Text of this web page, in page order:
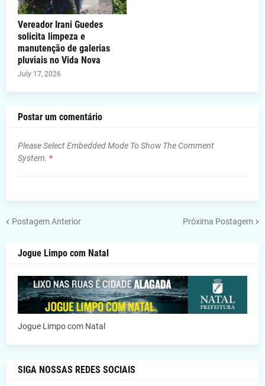
Vereador Irani Guedes
solicita limpeza e
manutenção de galerias
pluviais no Vida Nova
July 17, 2026
Postar um comentário
Please Select Embedded Mode To Show The Comment
System. *
Postagem Anterior Próxima Postagem
Jogue Limpo com Natal
Jogue Limpo com Natal
SIGA NOSSAS REDES SOCIAIS